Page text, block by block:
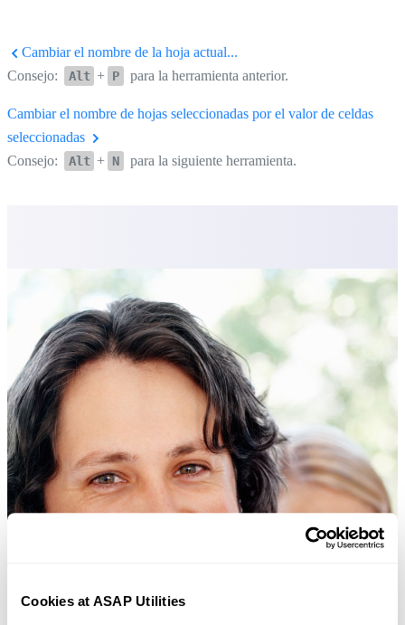
Cookies at ASAP Utilities
Cambiar el nombre de la hoja actual...
Consejo:
Alt + P para la herramienta anterior.
Cambiar el nombre de hojas seleccionadas por el valor de celdas
seleccionadas
Consejo:
Alt + N para la siguiente herramienta.